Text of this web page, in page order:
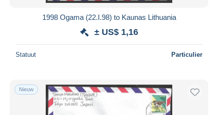
1998 Ogama (22.I.98) to Kaunas Lithuania
± US$ 1,16
Statuut Particulier
Nieuw